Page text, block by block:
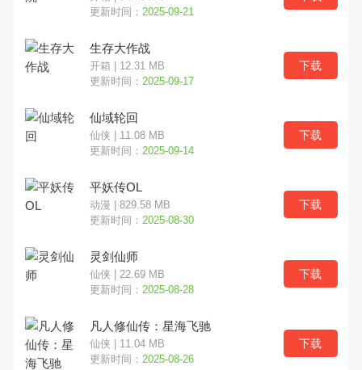
更新时间： 2025-09-21
生存大作战
开箱 | 12.31 MB
更新时间： 2025-09-17
下载
仙域轮回
仙侠 | 11.08 MB
更新时间： 2025-09-14
下载
平妖传OL
动漫 | 829.58 MB
更新时间： 2025-08-30
下载
灵剑仙师
仙侠 | 22.69 MB
更新时间： 2025-08-28
下载
凡人修仙传：星海飞驰
仙侠 | 11.04 MB
更新时间： 2025-08-26
下载